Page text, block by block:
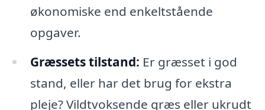
økonomiske end enkeltstående
opgaver.
Græssets tilstand: Er græsset i god
stand, eller har det brug for ekstra
pleje? Vildtvoksende græs eller ukrudt